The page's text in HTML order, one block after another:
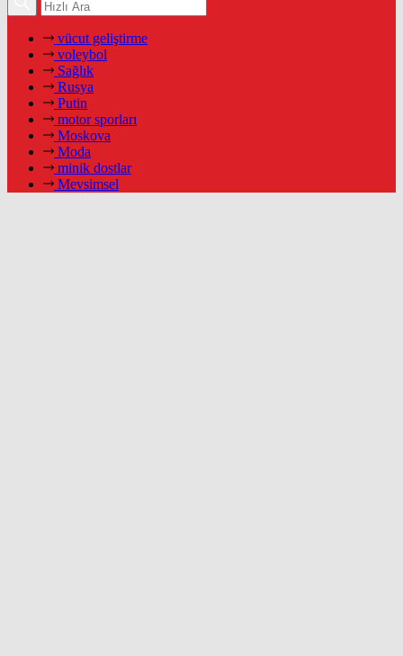
vücut geliştirme
voleybol
Sağlık
Rusya
Putin
motor sporları
Moskova
Moda
minik dostlar
Mevsimsel